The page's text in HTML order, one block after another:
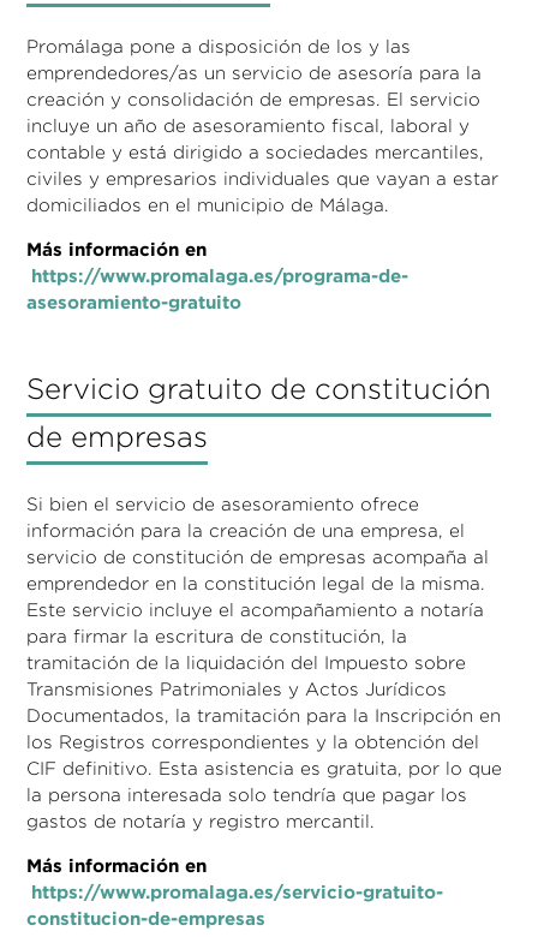
Promálaga pone a disposición de los y las
emprendedores/as un servicio de asesoría para la
creación y consolidación de empresas. El servicio
incluye un año de asesoramiento fiscal, laboral y
contable y está dirigido a sociedades mercantiles,
civiles y empresarios individuales que vayan a estar
domiciliados en el municipio de Málaga.
Más información en
https://www.promalaga.es/programa-de-
asesoramiento-gratuito
Servicio gratuito de constitución
de empresas
Si bien el servicio de asesoramiento ofrece
información para la creación de una empresa, el
servicio de constitución de empresas acompaña al
emprendedor en la constitución legal de la misma.
Este servicio incluye el acompañamiento a notaría
para firmar la escritura de constitución, la
tramitación de la liquidación del Impuesto sobre
Transmisiones Patrimoniales y Actos Jurídicos
Documentados, la tramitación para la Inscripción en
los Registros correspondientes y la obtención del
CIF definitivo. Esta asistencia es gratuita, por lo que
la persona interesada solo tendría que pagar los
gastos de notaría y registro mercantil.
Más información en
https://www.promalaga.es/servicio-gratuito-
constitucion-de-empresas